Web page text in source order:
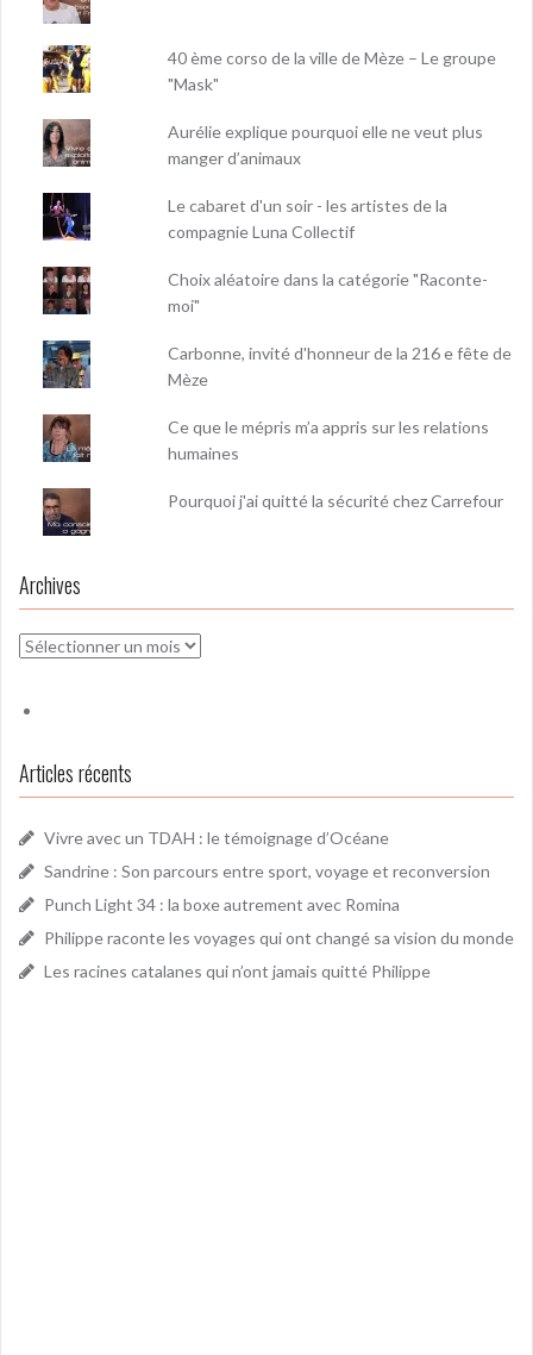
40 ème corso de la ville de Mèze – Le groupe
"Mask"
Aurélie explique pourquoi elle ne veut plus
manger d’animaux
Le cabaret d'un soir - les artistes de la
compagnie Luna Collectif
Choix aléatoire dans la catégorie "Raconte-
moi"
Carbonne, invité d'honneur de la 216 e fête de
Mèze
Ce que le mépris m’a appris sur les relations
humaines
Pourquoi j'ai quitté la sécurité chez Carrefour
Archives
Archives
Articles récents
Vivre avec un TDAH : le témoignage d’Océane
Sandrine : Son parcours entre sport, voyage et reconversion
Punch Light 34 : la boxe autrement avec Romina
Philippe raconte les voyages qui ont changé sa vision du monde
Les racines catalanes qui n’ont jamais quitté Philippe